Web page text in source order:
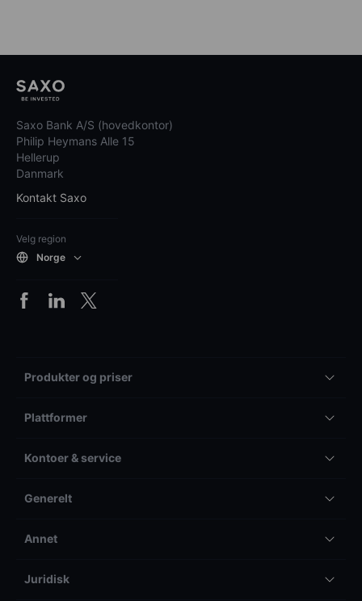
Saxo Bank A/S (hovedkontor)
Philip Heymans Alle 15
Hellerup
Danmark
Kontakt Saxo
Velg region
Norge
Produkter og priser
Plattformer
Kontoer & service
Generelt
Annet
Juridisk